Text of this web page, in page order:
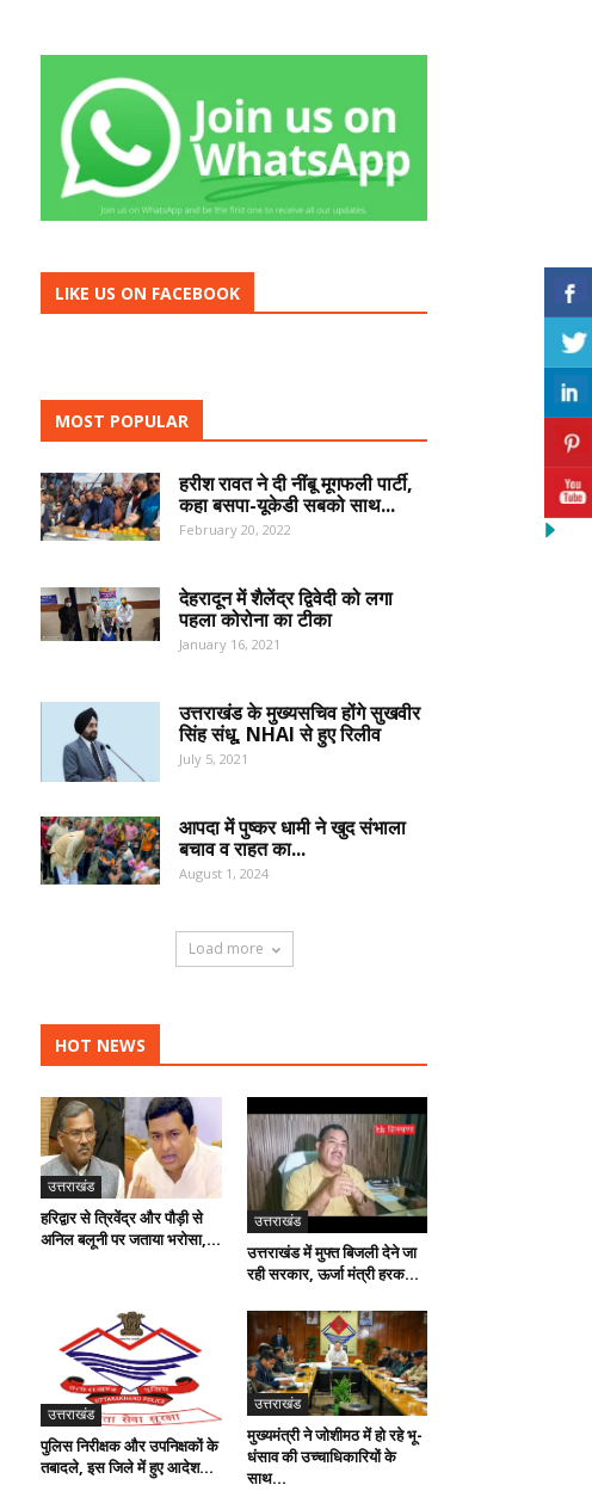
LIKE US ON FACEBOOK
MOST POPULAR
हरीश रावत ने दी नींबू मूगफली पार्टी,
कहा बसपा-यूकेडी सबको साथ...
February 20, 2022
देहरादून में शैलेंद्र द्विवेदी को लगा
पहला कोरोना का टीका
January 16, 2021
उत्तराखंड के मुख्यसचिव होंगे सुखवीर
सिंह संधू, NHAI से हुए रिलीव
July 5, 2021
आपदा में पुष्कर धामी ने खुद संभाला
बचाव व राहत का...
August 1, 2024
Load more
HOT NEWS
उत्तराखंड
हरिद्वार से त्रिवेंद्र और पौड़ी से
अनिल बलूनी पर जताया भरोसा,...
उत्तराखंड
उत्तराखंड में मुफ्त बिजली देने जा
रही सरकार, ऊर्जा मंत्री हरक...
उत्तराखंड
पुलिस निरीक्षक और उपनिक्षकों के
तबादले, इस जिले में हुए आदेश...
उत्तराखंड
मुख्यमंत्री ने जोशीमठ में हो रहे भू-
धंसाव की उच्चाधिकारियों के
साथ...